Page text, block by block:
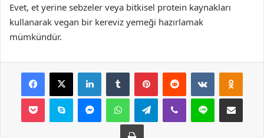
Evet, et yerine sebzeler veya bitkisel protein kaynakları
kullanarak vegan bir kereviz yemeği hazırlamak
mümkündür.
Facebook
X LinkedInTumblr PinterestReddit VKontakte
Pocket Skype MessengerWhatsAppTelegramViber Line E-Posta ile
Yazdır